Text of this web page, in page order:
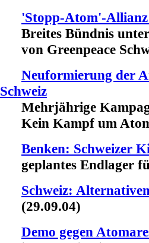
'Stopp-Atom'-Allianz
Breites Bündnis
von Greenpeace
Neuformierung der
Schweiz
Mehrjährige
Kein Kampf um
Benken: Schweizer
geplantes Endlager
Schweiz:
(29.09.04)
Demo gegen